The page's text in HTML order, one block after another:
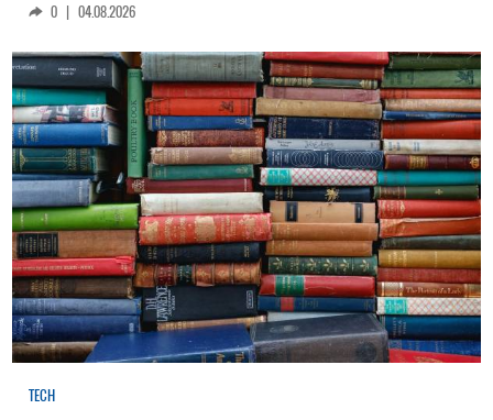
0 | 04.08.2026
TECH